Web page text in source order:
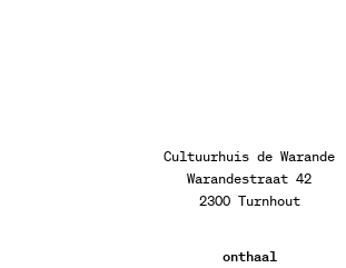
Cultuurhuis de Warande
Warandestraat 42
2300 Turnhout
onthaal